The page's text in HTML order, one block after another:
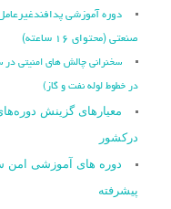
دوره آموزشی
صنعتی (محتوای ۱۶ ساعته)
سخنرانی چالش های امنیتی در
در خطوط لوله نفت و گاز)
معیارهای گزینش
درکشور
دوره های آموزشی
پیشرفته